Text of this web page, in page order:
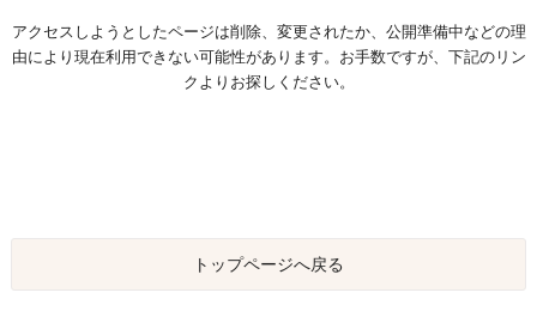
アクセスしようとしたページは削除、変更されたか、公開準備中などの理
由により現在利用できない可能性があります。お手数ですが、下記のリン
クよりお探しください。
トップページへ戻る